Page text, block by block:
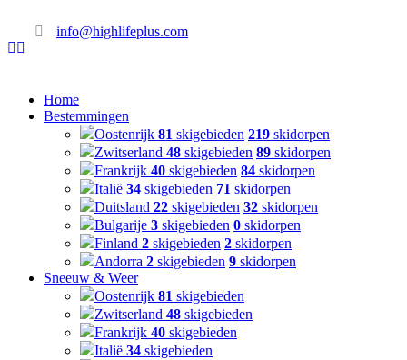
info@highlifeplus.com
Home
Bestemmingen
Oostenrijk 81 skigebieden 219 skidorpen
Zwitserland 48 skigebieden 89 skidorpen
Frankrijk 40 skigebieden 84 skidorpen
Italië 34 skigebieden 71 skidorpen
Duitsland 22 skigebieden 32 skidorpen
Bulgarije 3 skigebieden 0 skidorpen
Finland 2 skigebieden 2 skidorpen
Andorra 2 skigebieden 9 skidorpen
Sneeuw & Weer
Oostenrijk 81 skigebieden
Zwitserland 48 skigebieden
Frankrijk 40 skigebieden
Italië 34 skigebieden